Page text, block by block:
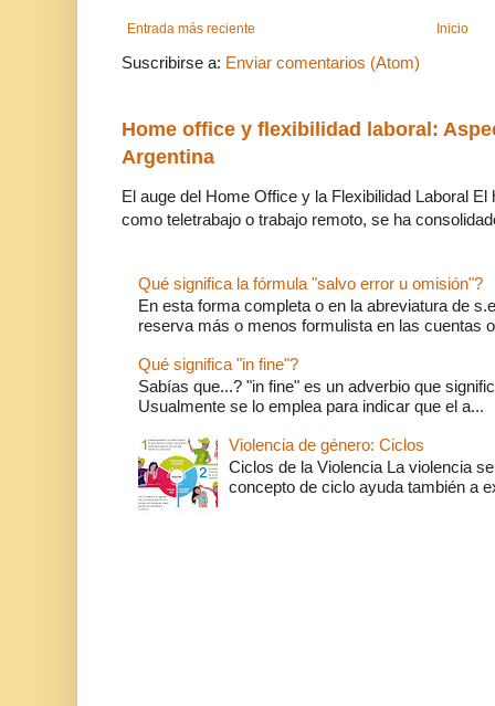
Entrada más reciente Inicio
Suscribirse a: Enviar comentarios (Atom)
Home office y flexibilidad laboral:
Argentina
El auge del Home Office y la Flexibilidad Laboral
como teletrabajo o trabajo remoto, se ha
Qué significa la fórmula "salvo error u omisión"?
En esta forma completa o en la abreviatura de
reserva más o menos formulista en las cuentas
Qué significa "in fine"?
Sabías que...? "in fine" es un adverbio que
Usualmente se lo emplea para indicar que el a...
Violencia de género: Ciclos
Ciclos de la Violencia La violencia
concepto de ciclo ayuda también a